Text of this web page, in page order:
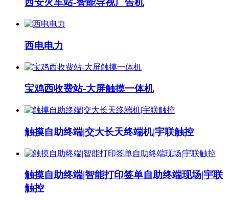
西安火车站-智能导视广告机
西电电力
宝鸡西收费站-大屏触摸一体机
触摸自助终端|交大长天终端机|宇联触控
触摸自助终端|智能打印签单自助终端现场|宇联
触控